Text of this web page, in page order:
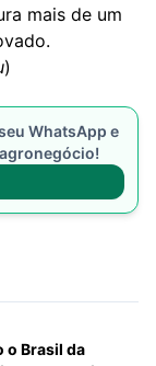
o Brasil da
mais de um
)
WhatsApp e